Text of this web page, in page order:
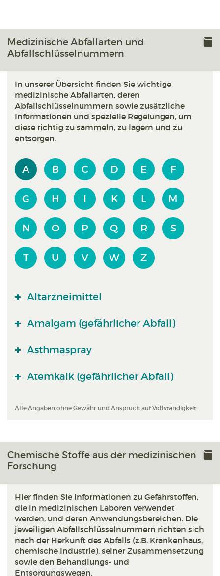
Medizinische Abfallarten und
Abfallschlüsselnummern
In unserer Übersicht finden Sie wichtige
medizinische Abfallarten, deren
Abfallschlüsselnummern sowie zusätzliche
Informationen und spezielle Regelungen, um
diese richtig zu sammeln, zu lagern und zu
entsorgen.
A B C D E F
G H I K L M
N O P Q R S
T U V W Z
Altarzneimittel
Amalgam (gefährlicher Abfall)
Asthmaspray
Atemkalk (gefährlicher Abfall)
Alle Angaben ohne Gewähr und Anspruch auf Vollständigkeit.
Chemische Stoffe aus der medizinischen
Forschung
Hier finden Sie Informationen zu Gefahrstoffen,
die in medizinischen Laboren verwendet
werden, und deren Anwendungsbereichen. Die
jeweiligen Abfallschlüsselnummern richten sich
nach der Herkunft des Abfalls (z.B. Krankenhaus,
chemische Industrie), seiner Zusammensetzung
sowie den Behandlungs- und
Entsorgungswegen.